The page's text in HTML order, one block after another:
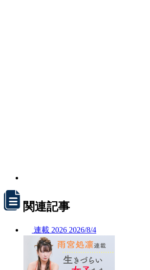
関連記事
連載 2026 2026/8/4